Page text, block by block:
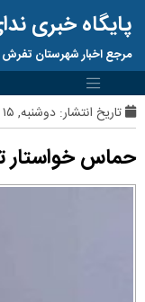
پایگاه خبری
مرجع اخبار شهرستان تفرش
تاریخ انتشار: دوشنبه, ۱۵ آبان ۱۴۰۲ ساعت:7:51
حماس خواستار